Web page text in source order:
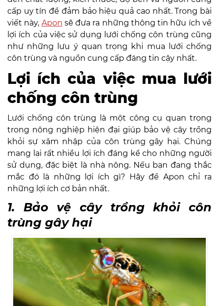
cấp uy tín để đảm bảo hiệu quả cao nhất. Trong bài
viết này, Apon sẽ đưa ra những thông tin hữu ích về
lợi ích của việc sử dụng lưới chống côn trùng cũng
như những lưu ý quan trọng khi mua lưới chống
côn trùng và nguồn cung cấp đáng tin cậy nhất.
Lợi ích của việc mua lưới
chống côn trùng
Lưới chống côn trùng là một công cụ quan trọng
trong nông nghiệp hiện đại giúp bảo vệ cây trồng
khỏi sự xâm nhập của côn trùng gây hại. Chúng
mang lại rất nhiều lợi ích đáng kể cho những người
sử dụng, đặc biệt là nhà nông. Nếu bạn đang thắc
mắc đó là những lợi ích gì? Hãy để Apon chỉ ra
những lợi ích cơ bản nhất.
1. Bảo vệ cây trồng khỏi côn
trùng gây hại